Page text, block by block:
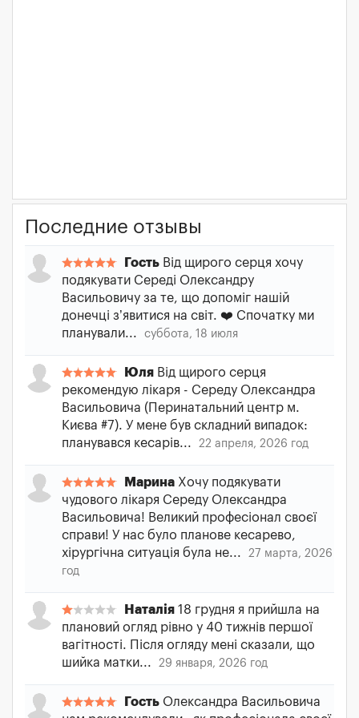
Последние отзывы
Гость Від щирого серця хочу
подякувати Середі Олександру
Васильовичу за те, що допоміг нашій
донечці з’явитися на світ. ❤️ Спочатку ми
планували...
суббота, 18 июля
Юля Від щирого серця
рекомендую лікаря - Середу Олександра
Васильовича (Перинатальний центр м.
Києва #7). У мене був складний випадок:
планувався кесарів...
22 апреля, 2026 год
Марина Хочу подякувати
чудового лікаря Середу Олександра
Васильовича! Великий професіонал своєї
справи! У нас було планове кесарево,
хірургічна ситуація була не...
27 марта, 2026
год
Наталія 18 грудня я прийшла на
плановий огляд рівно у 40 тижнів першої
вагітності. Після огляду мені сказали, що
шийка матки...
29 января, 2026 год
Гость Олександра Васильовича